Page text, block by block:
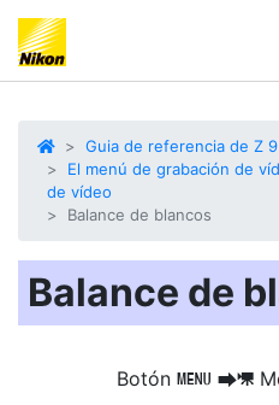
Guia de referencia de Z 9
El menú de grabación de
de vídeo
Balance de blancos
Balance de
Botón G U1